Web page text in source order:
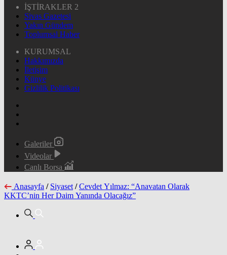
İŞTİRAKLER 2
Sivas Gazetesi
Yakın Gündem
Toplumsal Haber
KURUMSAL
Hakkımızda
İletişim
Künye
Gizlilik Politikası
Galeriler
Videolar
Canlı Borsa
Anasayfa / Siyaset / Cevdet Yılmaz: “Anavatan Olarak
KKTC’nin Her Daim Yanında Olacağız”